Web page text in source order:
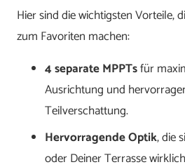
Hier sind die wichtigsten Vorteile,
zum Favoriten machen:
4 separate MPPTsfür
Ausrichtung und
Teilverschattung.
Hervorragende Optik, die
oder Deiner Terrasse